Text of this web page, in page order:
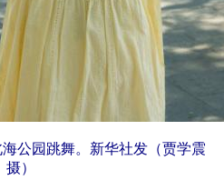
公园跳舞。新华社发（贾学震
摄）